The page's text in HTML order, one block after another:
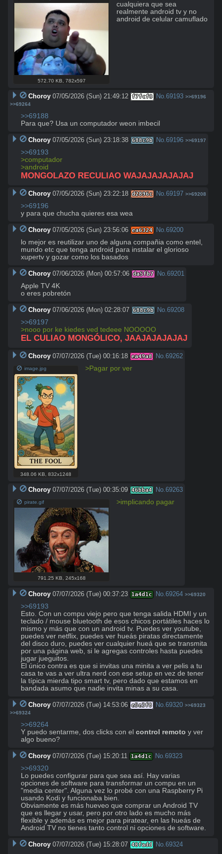
572.70 KB 782x597
cualquiera que sea
realmente android tv y no
android de celular camuflado
Choroy 07/05/2026 (Sun) 21:49:12 f7fcf8 No. 69193 >>69196
>>69264
>>69188
Para que? Usa un computador weon imbecil
Choroy 07/05/2026 (Sun) 23:18:38 688c9b No. 69196 >>69197
>>69193
>computador
>android
MONGOLAZO RECULIAO WAJAJAJAJAJAJ
Choroy 07/05/2026 (Sun) 23:22:18 d2896c No. 69197 >>69208
>>69196
y para que chucha quieres esa wea
Choroy 07/05/2026 (Sun) 23:56:06 ea6324 No. 69200
lo mejor es reutilizar uno de alguna compañia como entel,
mundo etc que tenga android para instalar el glorioso
xupertv y gozar como los basados
Choroy 07/06/2026 (Mon) 00:57:06 da5fb7 No. 69201
Apple TV 4K
o eres pobretón
Choroy 07/06/2026 (Mon) 02:28:07 688c9b No. 69208
>>69197
>nooo por ke kiedes ved tedeee NOOOOO
EL CULIAO MONGÓLICO, JAAJAJAJAJAJ
Choroy 07/07/2026 (Tue) 00:16:18 ea49a8 No. 69262
image.jpg
348.06 KB ,832x1248
>Pagar por ver
Choroy 07/07/2026 (Tue) 00:35:09 46bba4 No.69263
pirate.gif
791.25 KB, 245x168
>implicando pagar
Choroy 07/07/2026 (Tue) 00:37:23 1a4d1c No. 69264 >>69320
>>69193
Esto. Con un compu viejo pero que tenga salida HDMI y un
teclado / mouse bluetooth de esos chicos portátiles haces lo
mismo y más que con un android tv. Puedes ver youtube,
puedes ver netflix, puedes ver hueás piratas directamente
del disco duro, puedes ver cualquier hueá que se transmita
por una página web, si le agregas controles hasta puedes
jugar jueguitos.
El único contra es que si invitas una minita a ver pelis a tu
casa te vas a ver ultra nerd con ese setup en vez de tener
la típica mierda tipo smart tv, pero dado que estamos en
bandada asumo que nadie invita minas a su casa.
Choroy 07/07/2026 (Tue) 14:53:06 e5e3f8 No. 69320 >>69323
>>69324
>>69264
Y puedo sentarme, dos clicks con el control remoto y ver
algo bueno?
Choroy 07/07/2026 (Tue) 15:20:11 1a4d1c No. 69323
>>69320
Lo puedes configurar para que sea así. Hay varias
opciones de software para transformar un compu en un
"media center". Alguna vez lo probé con una Raspberry Pi
usando Kodi y funcionaba bien.
Obviamente es más hueveo que comprar un Android TV
que es llegar y usar, pero por otro lado es mucho más
flexible y además es mejor para piratear, en las hueás de
Android TV no tienes tanto control ni opciones de software.
Choroy 07/07/2026 (Tue) 15:28:07 48fadd No. 69324